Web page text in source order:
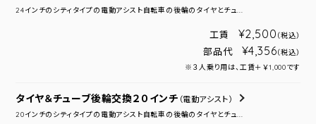
24インチのシティタイプの電動アシスト自転車の後輪のタイヤとチュ...
工賃 ¥2,500 （税込）
部品代 ¥4,356（税込）
※３人乗り用は、工賃＋￥1,000です
タイヤ＆チューブ後輪交換２０インチ （電動アシスト）
20インチのシティタイプの電動アシスト自転車の後輪のタイヤとチュ...